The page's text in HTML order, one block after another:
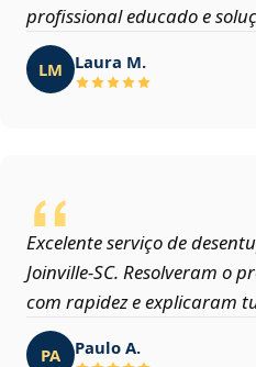
profissional educado e
LM Laura M.
Excelente serviço de
Joinville‑SC. Resolveram o
com rapidez e explicaram
PA Paulo A.